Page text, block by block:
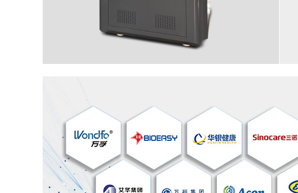
双工位塑料激光焊接机